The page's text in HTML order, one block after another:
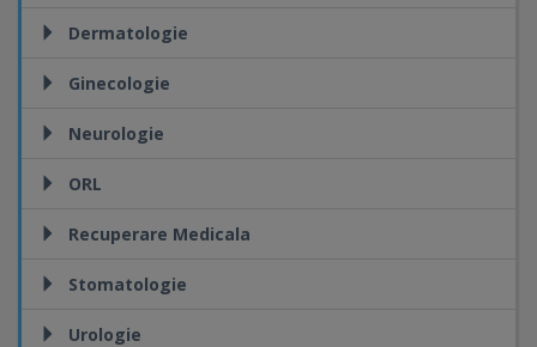
Dermatologie
Ginecologie
Neurologie
ORL
Recuperare Medicala
Stomatologie
Urologie